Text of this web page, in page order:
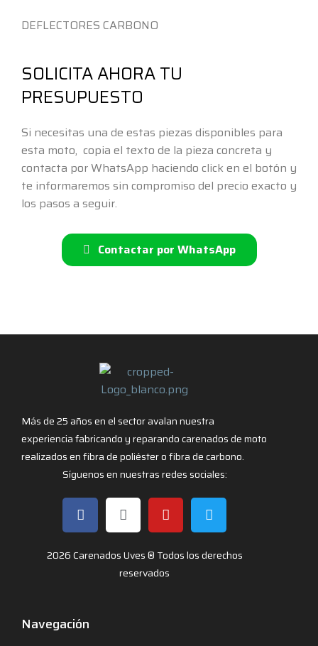
DEFLECTORES CARBONO
SOLICITA AHORA TU
PRESUPUESTO
Si necesitas una de estas piezas disponibles para
esta moto, copia el texto de la pieza concreta y
contacta por WhatsApp haciendo click en el botón y
te informaremos sin compromiso del precio exacto y
los pasos a seguir.
Contactar por WhatsApp
Más de 25 años en el sector avalan nuestra
experiencia fabricando y reparando carenados de moto
realizados en fibra de poliéster o fibra de carbono.
Síguenos en nuestras redes sociales:
2026 Carenados Uves ® Todos los derechos
reservados
Navegación